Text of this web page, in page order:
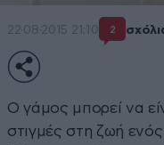
22·08·2015 21:10 2
Ο γάμος μπορεί να
στιγμές στη ζωή